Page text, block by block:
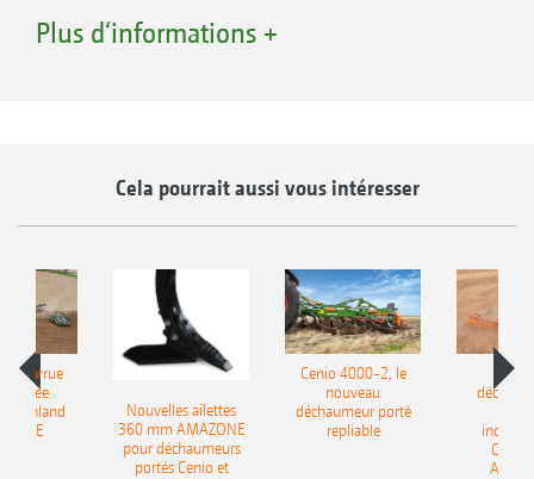
hydraulique permet un réglage confortable.
en douceur et sans dommage du corps dans le
Plus d‘informations +
Cela pourrait aussi vous intéresser
charrue
portée
Onland
Nouvelles ailettes
360 mm AMAZONE
pour déchaumeurs
portés Cenio et
Cenio 4000-2, le
nouveau
déchaumeur porté
repliable